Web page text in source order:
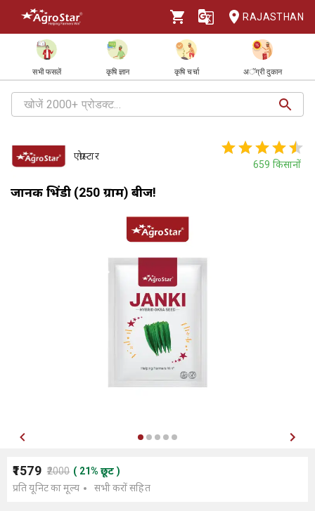
RAJASTHAN
सभी फसलें कृषि ज्ञान कृषि चर्चा अॅग्री दुकान
एग्रोस्टार
659 किसानों
जानकी भिंडी (250 ग्राम) बीज!
₹1579 ₹2000 ( 21% छूट )
प्रति यूनिट का मूल्य
सभी करों सहित